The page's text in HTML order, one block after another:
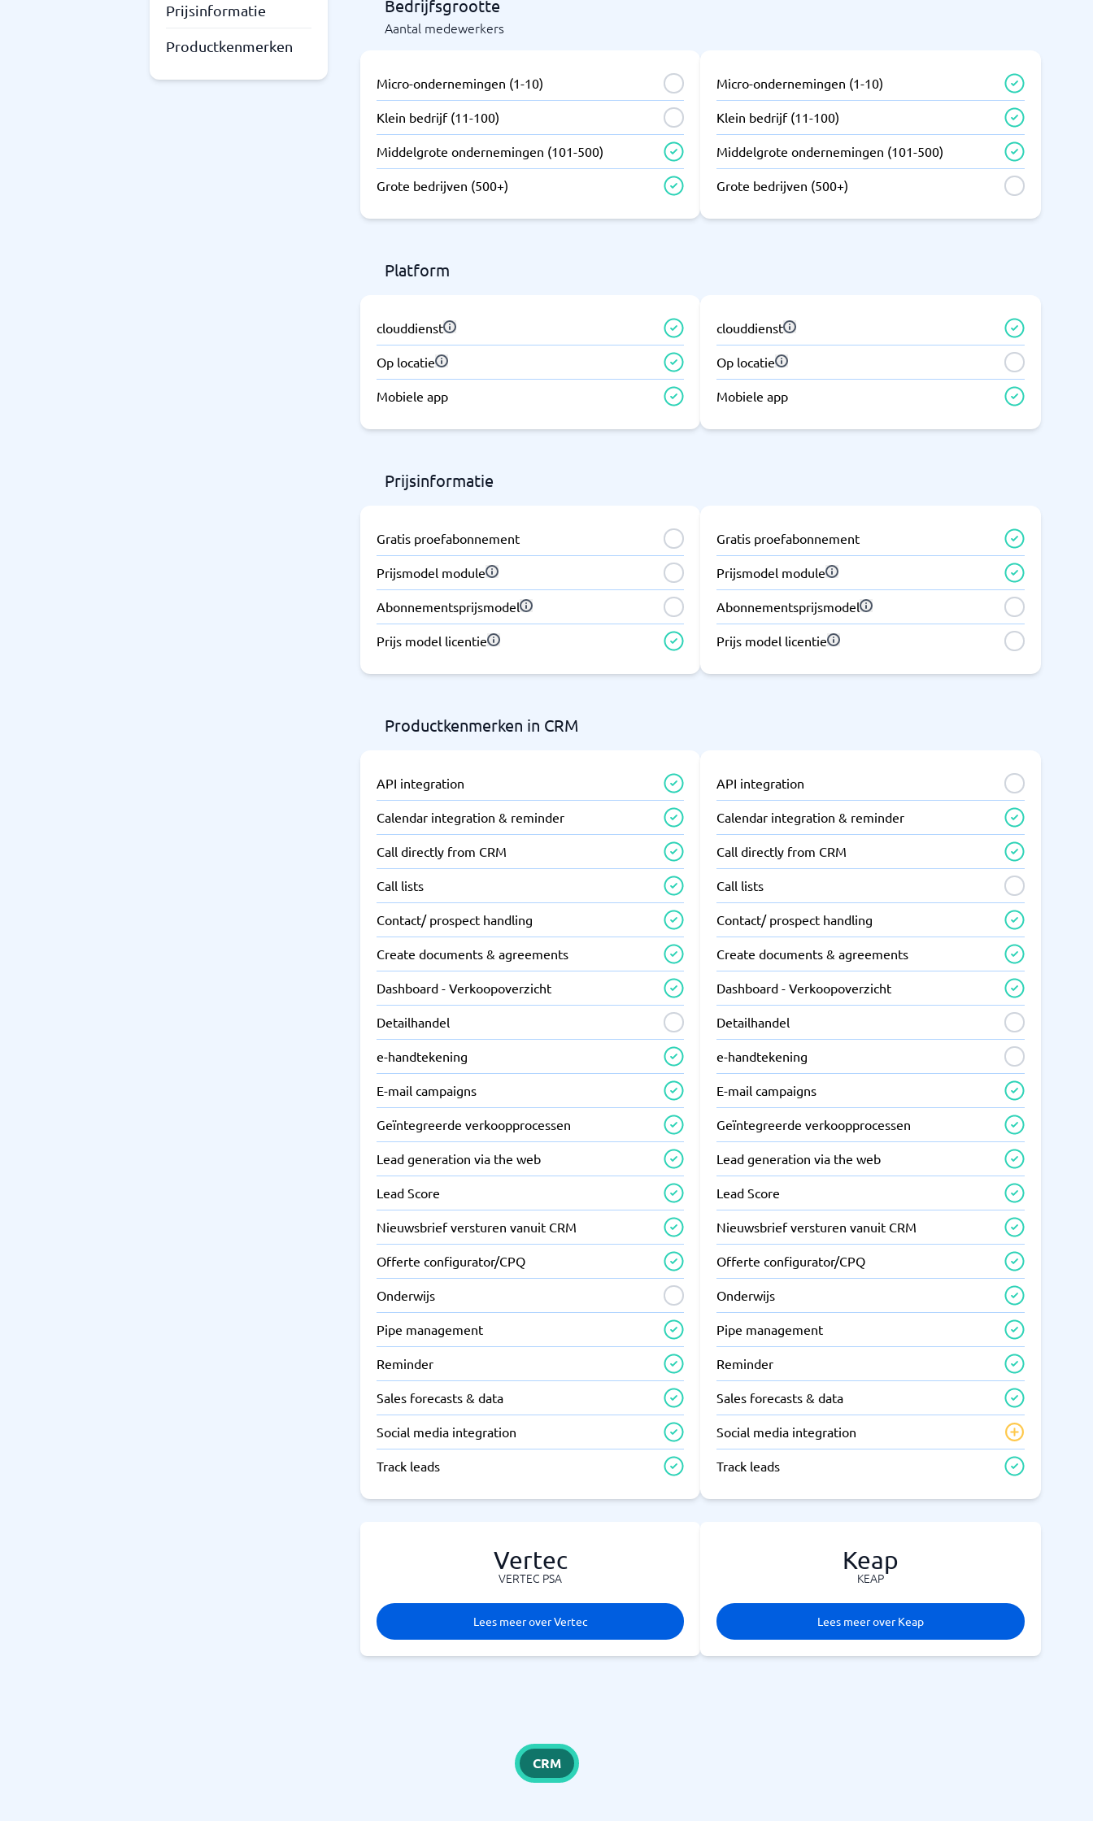
Prijsinformatie
Productkenmerken
Bedrijfsgrootte
Aantal medewerkers
Micro-ondernemingen (1-10)
Klein bedrijf (11-100)
Middelgrote ondernemingen (101-500)
Grote bedrijven (500+)
Micro-ondernemingen (1-10)
Klein bedrijf (11-100)
Middelgrote ondernemingen (101-500)
Grote bedrijven (500+)
Platform
clouddienst
Op locatie
Mobiele app
clouddienst
Op locatie
Mobiele app
Prijsinformatie
Gratis proefabonnement
Prijsmodel module
Abonnementsprijsmodel
Prijs model licentie
Gratis proefabonnement
Prijsmodel module
Abonnementsprijsmodel
Prijs model licentie
Productkenmerken in CRM
API integration
Calendar integration & reminder
Call directly from CRM
Call lists
Contact/ prospect handling
Create documents & agreements
Dashboard - Verkoopoverzicht
Detailhandel
e-handtekening
E-mail campaigns
Geïntegreerde verkoopprocessen
Lead generation via the web
Lead Score
Nieuwsbrief versturen vanuit CRM
Offerte configurator/CPQ
Onderwijs
Pipe management
Reminder
Sales forecasts & data
Social media integration
Track leads
API integration
Calendar integration & reminder
Call directly from CRM
Call lists
Contact/ prospect handling
Create documents & agreements
Dashboard - Verkoopoverzicht
Detailhandel
e-handtekening
E-mail campaigns
Geïntegreerde verkoopprocessen
Lead generation via the web
Lead Score
Nieuwsbrief versturen vanuit CRM
Offerte configurator/CPQ
Onderwijs
Pipe management
Reminder
Sales forecasts & data
Social media integration
Track leads
Vertec
VERTEC PSA
Lees meer over Vertec
Keap
KEAP
Lees meer over Keap
CRM